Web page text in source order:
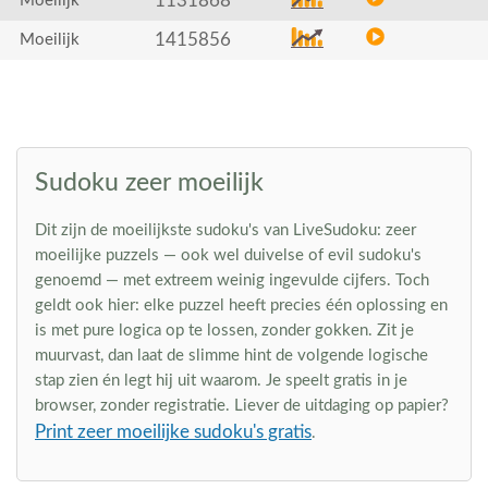
Moeilijk 1415856
Sudoku zeer moeilijk
Dit zijn de moeilijkste sudoku's van LiveSudoku: zeer
moeilijke puzzels — ook wel duivelse of evil sudoku's
genoemd — met extreem weinig ingevulde cijfers. Toch
geldt ook hier: elke puzzel heeft precies één oplossing en
is met pure logica op te lossen, zonder gokken. Zit je
muurvast, dan laat de slimme hint de volgende logische
stap zien én legt hij uit waarom. Je speelt gratis in je
browser, zonder registratie. Liever de uitdaging op papier?
Print zeer moeilijke sudoku's gratis.